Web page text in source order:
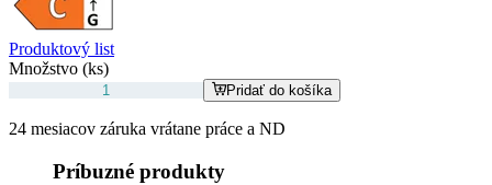
Produktový list
Množstvo (ks)
Pridať do košíka
24 mesiacov záruka vrátane práce a ND
Príbuzné produkty